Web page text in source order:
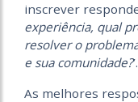
inscrever
experiência, qual
resolver o
e sua comunidade?’.
As melhores